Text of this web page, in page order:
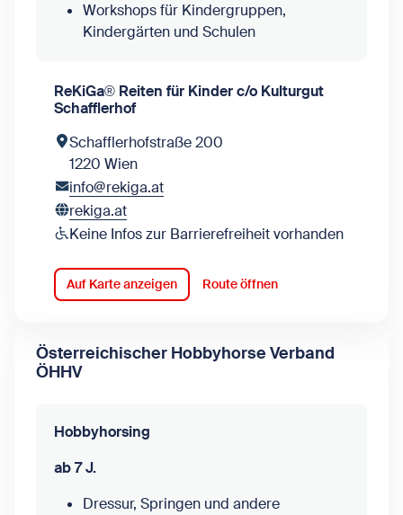
Workshops für Kindergruppen,
Kindergärten und Schulen
ReKiGa® Reiten für Kinder c/o Kulturgut
Schafflerhof
Schafflerhofstraße 200
1220 Wien
info@rekiga.at
rekiga.at
Keine Infos zur Barrierefreiheit vorhanden
Auf Karte anzeigen Route öffnen
Österreichischer Hobbyhorse Verband
ÖHHV
Hobbyhorsing
ab 7 J.
Dressur, Springen und andere